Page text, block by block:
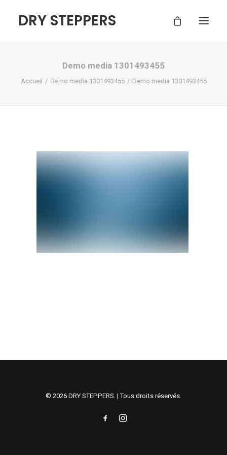
DRY STEPPERS
ACCUEIL
Demo media 1301493455
Accueil Demo media 1301493455 Demo media 1301493455
© 2026 DRY STEPPERS. | Tous droits réservés.